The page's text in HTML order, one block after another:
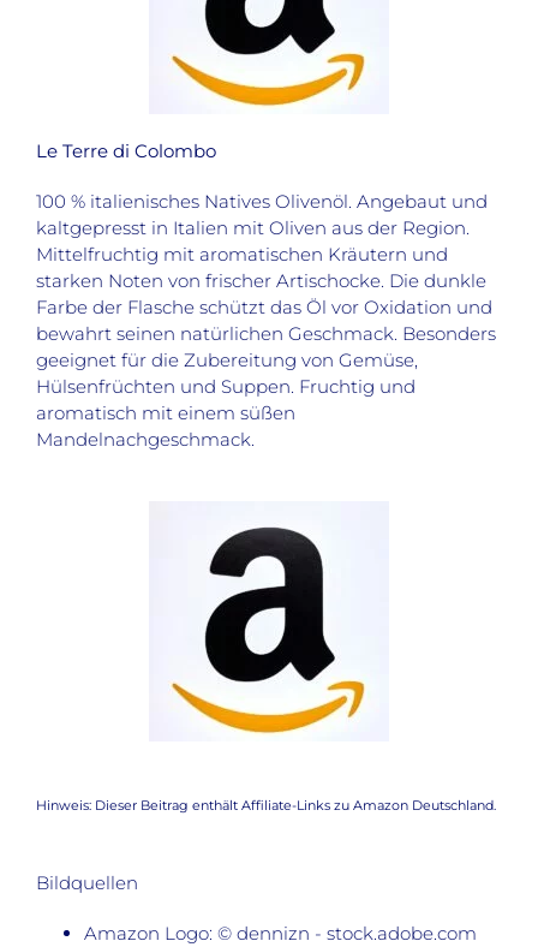
Le Terre di Colombo
100 % italienisches Natives Olivenöl. Angebaut und
kaltgepresst in Italien mit Oliven aus der Region.
Mittelfruchtig mit aromatischen Kräutern und
starken Noten von frischer Artischocke. Die dunkle
Farbe der Flasche schützt das Öl vor Oxidation und
bewahrt seinen natürlichen Geschmack. Besonders
geeignet für die Zubereitung von Gemüse,
Hülsenfrüchten und Suppen. Fruchtig und
aromatisch mit einem süßen
Mandelnachgeschmack.
Hinweis: Dieser Beitrag enthält Affiliate-Links zu Amazon Deutschland.
Bildquellen
Amazon Logo: © dennizn - stock.adobe.com